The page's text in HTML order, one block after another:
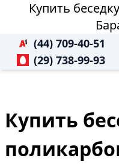
Купить
(44) 709-40-51
(29) 738-99-93
Купить